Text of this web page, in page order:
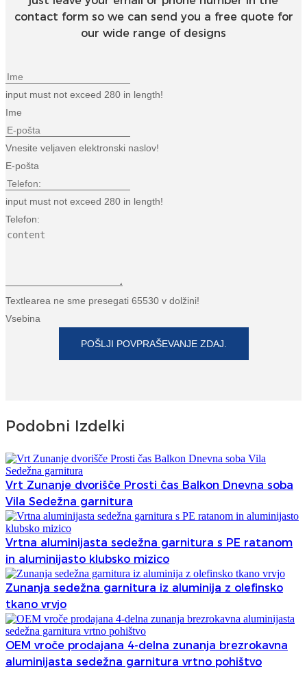
contact form so we can send you a free quote for
our wide range of designs
input must not exceed 280 in length!
Ime
Vnesite veljaven elektronski naslov!
E-pošta
input must not exceed 280 in length!
Telefon:
Textlearea ne sme presegati 65530 v dolžini!
Vsebina
POŠLJI POVPRAŠEVANJE ZDAJ.
Podobni Izdelki
Vrt Zunanje dvorišče Prosti čas Balkon Dnevna soba
Vila Sedežna garnitura
Vrtna aluminijasta sedežna garnitura s PE ratanom
in aluminijasto klubsko mizico
Zunanja sedežna garnitura iz aluminija z olefinsko
tkano vrvjo
OEM vroče prodajana 4-delna zunanja brezrokavna
aluminijasta sedežna garnitura vrtno pohištvo